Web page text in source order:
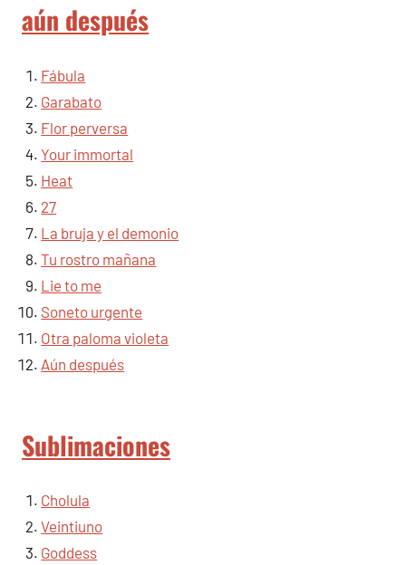
aún después
Fábula
Garabato
Flor perversa
Your immortal
Heat
27
La bruja y el demonio
Tu rostro mañana
Lie to me
Soneto urgente
Otra paloma violeta
Aún después
Sublimaciones
Cholula
Veintiuno
Goddess